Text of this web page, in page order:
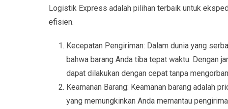
Logistik Express adalah pilihan terbaik untuk
efisien.
Kecepatan Pengiriman: Dalam dunia yang
bahwa barang Anda tiba tepat waktu. Dengan
dapat dilakukan dengan cepat tanpa
Keamanan Barang: Keamanan barang adalah
yang memungkinkan Anda memantau